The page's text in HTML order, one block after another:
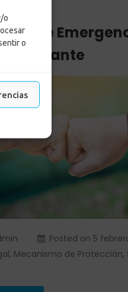
o
o
de
el Cesante
Posted on 5
, Mecanismo de Protección,